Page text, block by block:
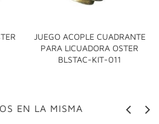
JUEGO ACOPLE CUADRANTE
PARA LICUADORA OSTER
BLSTAC-KIT-011
EN LA MISMA